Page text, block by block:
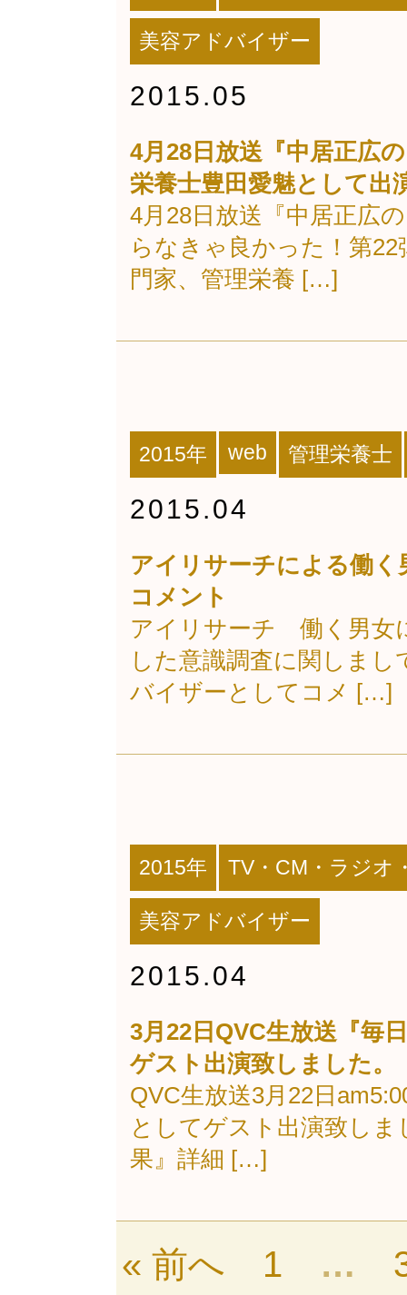
美容アドバイザー
2015.05
4月28日放送『中居正広
栄養士豊田愛魅として出
4月28日放送『中居正広
らなきゃ良かった！第
門家、管理栄養 […]
2015年 web 管理栄養士
2015.04
アイリサーチによる働く
コメント
アイリサーチ 働く男女
した意識調査に関しま
バイザーとしてコメ […]
2015年 TV・CM・ラジオ
美容アドバイザー
2015.04
3月22日QVC生放送『毎
ゲスト出演致しました。
QVC生放送3月22日
としてゲスト出演致し
果』詳細 […]
« 前へ 1 …